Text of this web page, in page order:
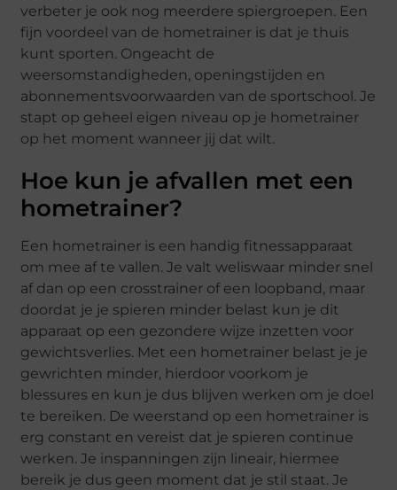
verbeter je ook nog meerdere spiergroepen. Een
fijn voordeel van de hometrainer is dat je thuis
kunt sporten. Ongeacht de
weersomstandigheden, openingstijden en
abonnementsvoorwaarden van de sportschool. Je
stapt op geheel eigen niveau op je hometrainer
op het moment wanneer jij dat wilt.
Hoe kun je afvallen met een
hometrainer?
Een hometrainer is een handig fitnessapparaat
om mee af te vallen. Je valt weliswaar minder snel
af dan op een crosstrainer of een loopband, maar
doordat je je spieren minder belast kun je dit
apparaat op een gezondere wijze inzetten voor
gewichtsverlies. Met een hometrainer belast je je
gewrichten minder, hierdoor voorkom je
blessures en kun je dus blijven werken om je doel
te bereiken. De weerstand op een hometrainer is
erg constant en vereist dat je spieren continue
werken. Je inspanningen zijn lineair, hiermee
bereik je dus geen moment dat je stil staat. Je